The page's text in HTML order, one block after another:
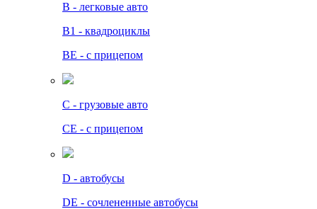
B - легковые авто
В1 - квадроциклы
BE - с прицепом
C - грузовые авто
СЕ - с прицепом
D - автобусы
DE - сочлененные автобусы